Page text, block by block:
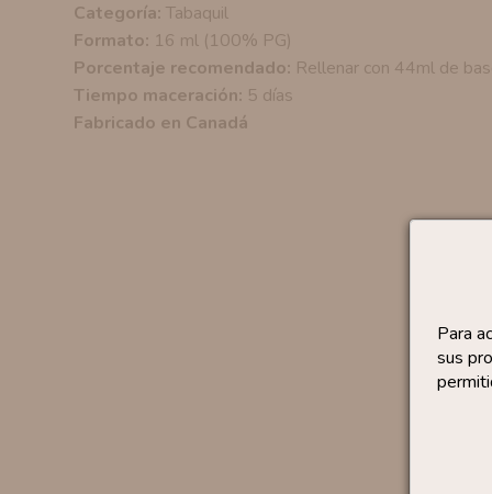
Para
sus
Categoría: Tabaquil
Formato: 16 ml (100% PG)
Porcentaje recomendado: Rellenar con 44ml de
Tiempo maceración: 5 días
Fabricado en Canadá